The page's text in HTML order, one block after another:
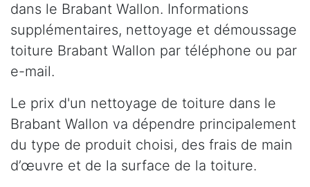
dans le Brabant Wallon. Informations
supplémentaires, nettoyage et démoussage
toiture Brabant Wallon par téléphone ou par
e-mail.
Le prix d'un nettoyage de toiture dans le
Brabant Wallon va dépendre principalement
du type de produit choisi, des frais de main
d’œuvre et de la surface de la toiture.